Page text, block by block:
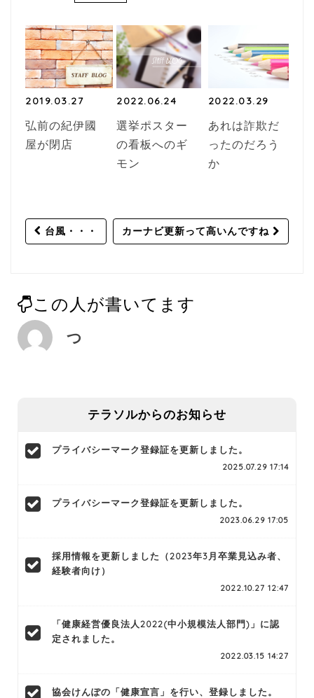
2019.03.27
弘前の紀伊國
屋が閉店
2022.06.24
選挙ポスター
の看板へのギ
モン
2022.03.29
あれは詐欺だ
ったのだろう
か
Post
navigation
台風・・・ カーナビ更新って高いんですね
この人が書いてます
つ
テラソルからのお知らせ
プライバシーマーク登録証を更新しました。
2025.07.29 17:14
プライバシーマーク登録証を更新しました。
2023.06.29 17:05
採用情報を更新しました（2023年3月卒業見込み者、
経験者向け）
2022.10.27 12:47
「健康経営優良法人2022(中小規模法人部門)」に認
定されました。
2022.03.15 14:27
協会けんぽの「健康宣言」を行い、登録しました。